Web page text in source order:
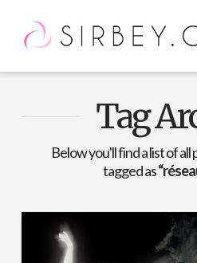
Tag
Below you'll find a list of
tagged as